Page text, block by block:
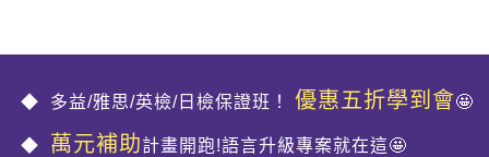
多益/雅思/英檢/日檢保證班！ 優惠五折學到會🤩
萬元補助計畫開跑!語言升級專案就在這🤩